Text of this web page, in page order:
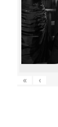
« ‹